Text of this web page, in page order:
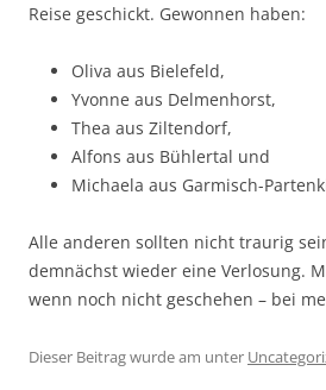
Reise geschickt. Gewonnen haben:
Oliva aus Bielefeld,
Yvonne aus Delmenhorst,
Thea aus Ziltendorf,
Alfons aus Bühlertal und
Michaela aus Garmisch-
Alle anderen sollten nicht traurig
demnächst wieder eine Verlosung.
wenn noch nicht geschehen – bei
Dieser Beitrag wurde am unter